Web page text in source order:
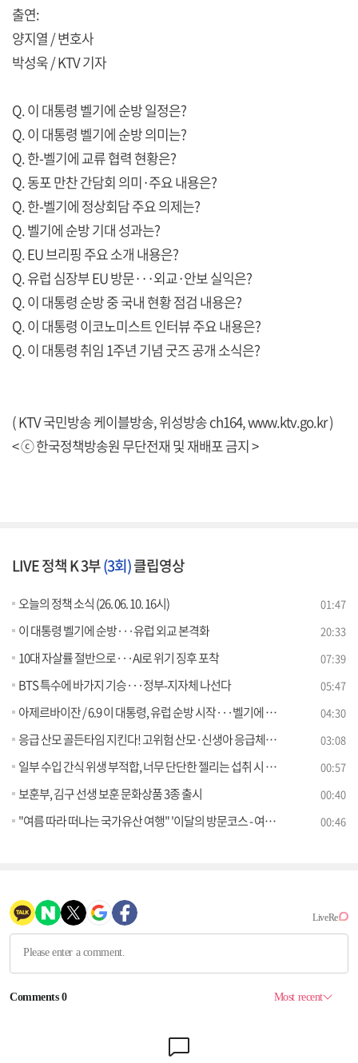
출연:
양지열 / 변호사
박성욱 / KTV 기자
Q. 이 대통령 벨기에 순방 일정은?
Q. 이 대통령 벨기에 순방 의미는?
Q. 한-벨기에 교류 협력 현황은?
Q. 동포 만찬 간담회 의미·주요 내용은?
Q. 한-벨기에 정상회담 주요 의제는?
Q. 벨기에 순방 기대 성과는?
Q. EU 브리핑 주요 소개 내용은?
Q. 유럽 심장부 EU 방문···외교·안보 실익은?
Q. 이 대통령 순방 중 국내 현황 점검 내용은?
Q. 이 대통령 이코노미스트 인터뷰 주요 내용은?
Q. 이 대통령 취임 1주년 기념 굿즈 공개 소식은?
( KTV 국민방송 케이블방송, 위성방송 ch164,www.ktv.go.kr)
< ⓒ 한국정책방송원 무단전재 및 재배포 금지 >
LIVE 정책 K 3부(3회)클립영상
오늘의 정책 소식 (26. 06. 10. 16시) 01:47
이 대통령 벨기에 순방···유럽 외교 본격화 20:33
10대 자살률 절반으로···AI로 위기 징후 포착 07:39
BTS 특수에 바가지 기승···정부-지자체 나선다 05:47
아제르바이잔 / 6.9 이 대통령, 유럽 순방 시작···벨기에 첫 일정 [외신에 비친 한국] 04:30
응급 산모 골든타임 지킨다! 고위험 산모·신생아 응급체계 대폭 강화 [클릭K+] 03:08
일부 수입 간식 위생 부적합, 너무 단단한 젤리는 섭취 시 주의 필요 00:57
보훈부, 김구 선생 보훈 문화상품 3종 출시 00:40
"여름 따라 떠나는 국가유산 여행" '이달의 방문코스 - 여름' 운영, 세계유산 특별여권 추가 배포 00:46